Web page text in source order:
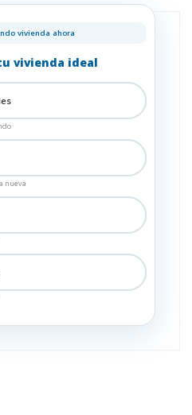
vivienda ahora
vivienda ideal
nueva